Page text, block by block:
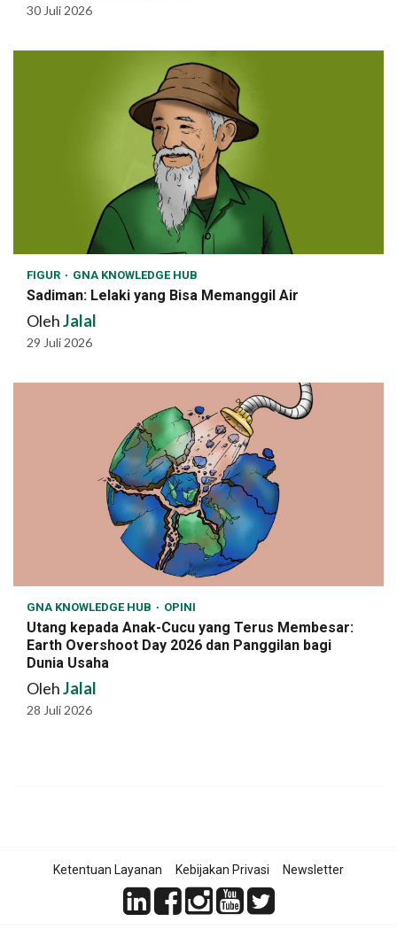
30 Juli 2026
FIGUR GNA KNOWLEDGE HUB
Sadiman: Lelaki yang Bisa Memanggil Air
OlehJalal
29 Juli 2026
GNA KNOWLEDGE HUB OPINI
Utang kepada Anak-Cucu yang Terus Membesar:
Earth Overshoot Day 2026 dan Panggilan bagi
Dunia Usaha
OlehJalal
28 Juli 2026
Ketentuan Layanan Kebijakan Privasi Newsletter